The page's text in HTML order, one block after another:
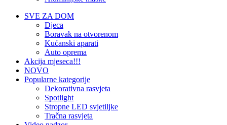
SVE ZA DOM
Djeca
Boravak na otvorenom
Kućanski aparati
Auto oprema
Akcija mjeseca!!!
NOVO
Popularne kategorije
Dekorativna rasvjeta
Spotlight
Stropne LED svjetiljke
Tračna rasvjeta